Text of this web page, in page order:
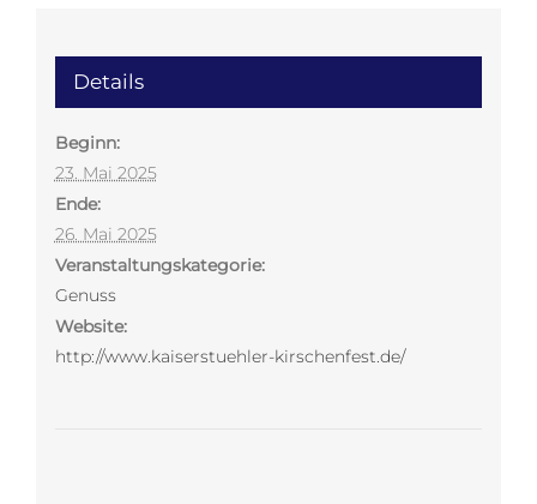
Details
Beginn:
23. Mai 2025
Ende:
26. Mai 2025
Veranstaltungskategorie:
Genuss
Website:
http://www.kaiserstuehler-kirschenfest.de/